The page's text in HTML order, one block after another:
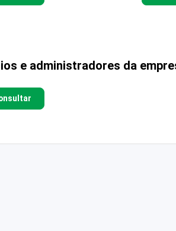
e administradores da